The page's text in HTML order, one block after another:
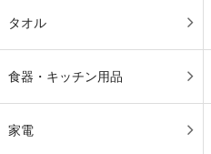
タオル
食器・キッチン用品
家電